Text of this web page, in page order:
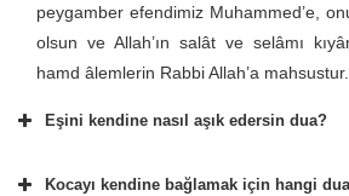
peygamber efendimiz Muhammed’e,
olsun ve Allah’ın salât ve selâmı
hamd âlemlerin Rabbi Allah’a mahsustur.
Eşini kendine nasıl aşık edersin dua?
Kocayı kendine bağlamak için hangi